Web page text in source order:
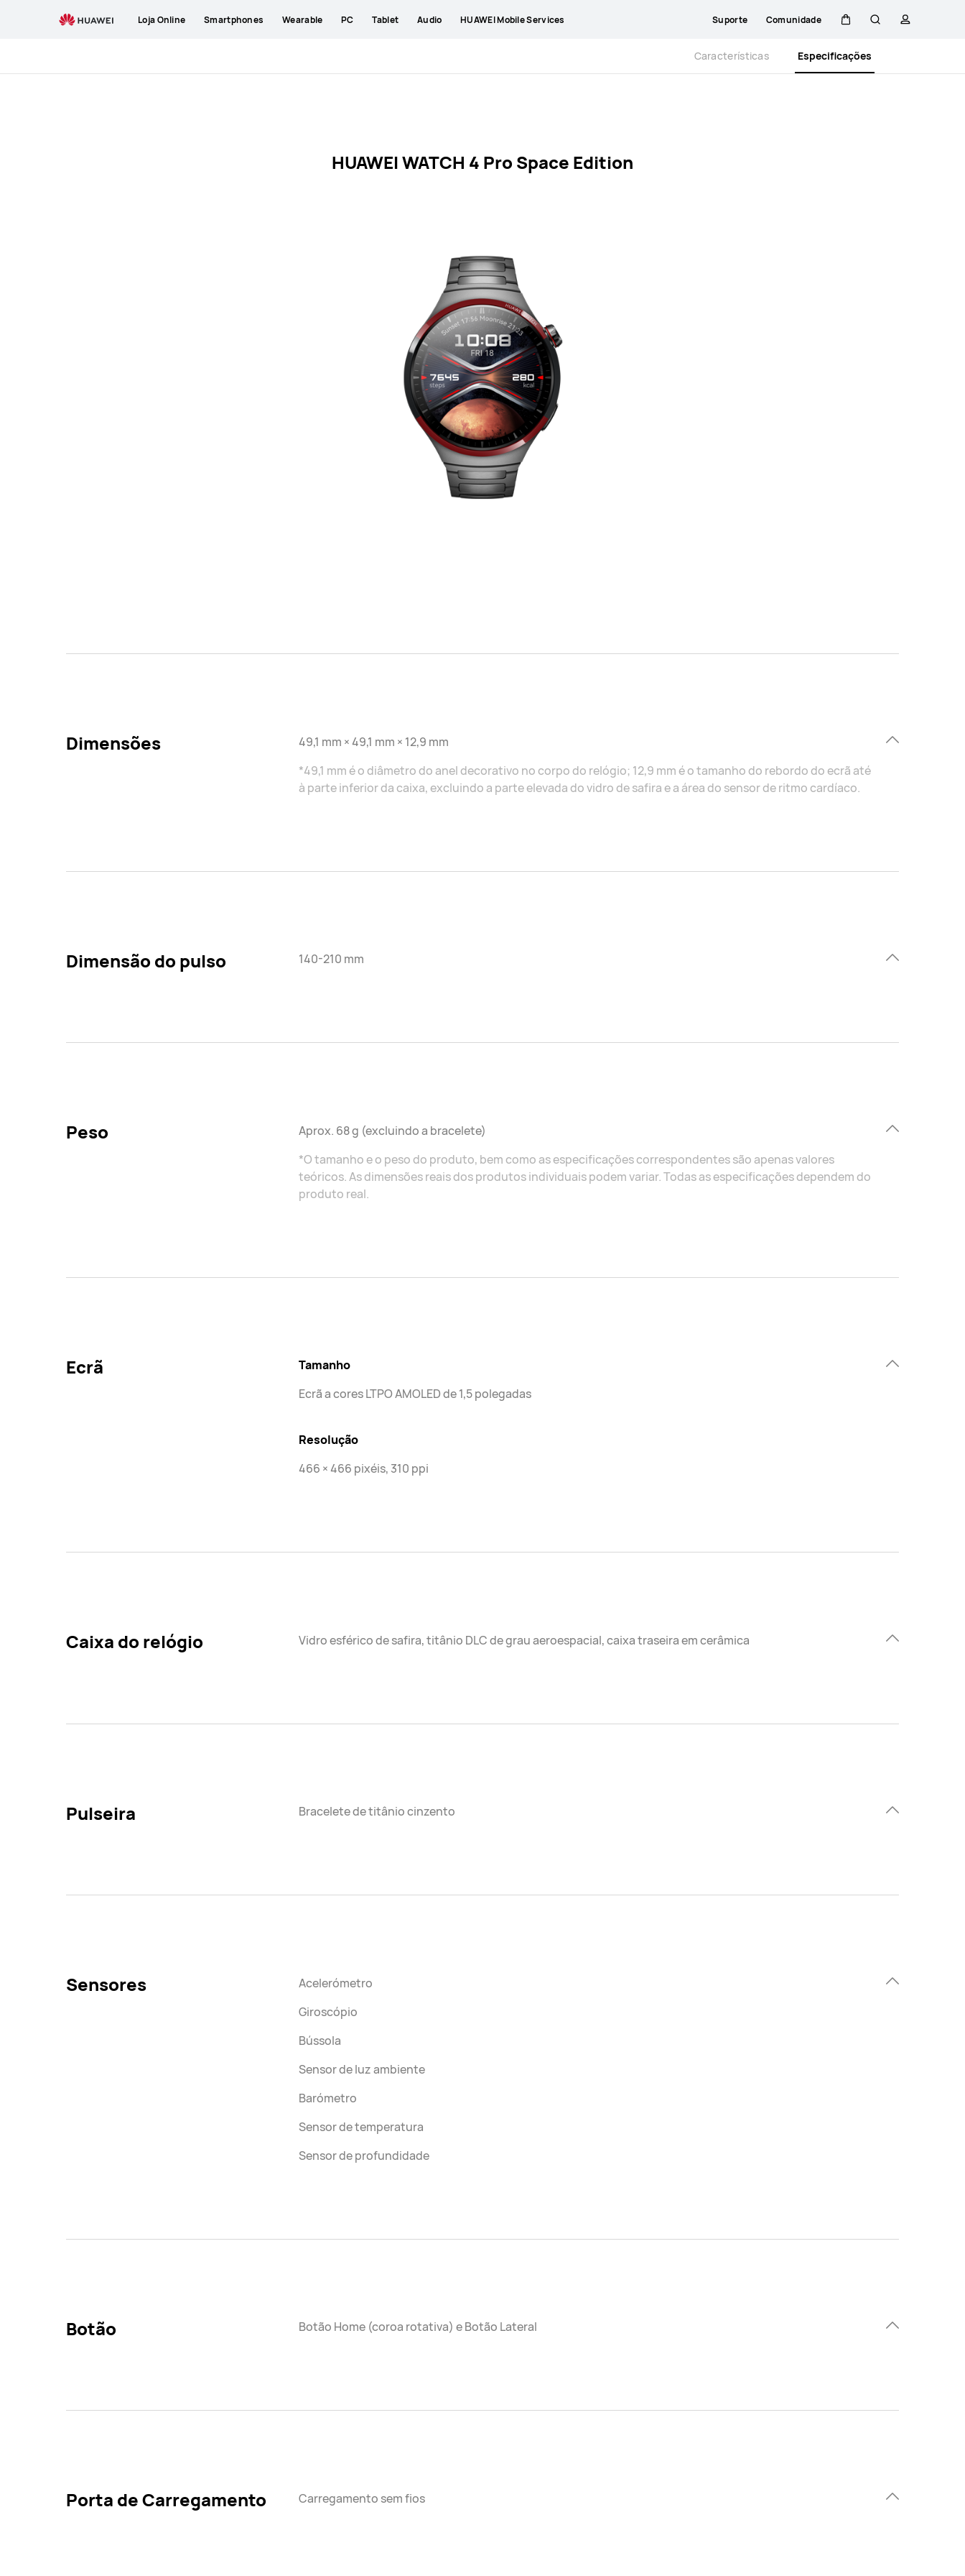
Space
Loja Online Smartphones Wearable PC Tablet Audio HUAWEI Mobile Services Suporte Comunidade
Características Especificações
HUAWEI WATCH 4 Pro Space Edition
Dimensões
49,1 mm × 49,1 mm × 12,9 mm
*49,1 mm é o diâmetro do anel decorativo no corpo do relógio; 12,9 mm é o tamanho do rebordo do ecrã até
à parte inferior da caixa, excluindo a parte elevada do vidro de safira e a área do sensor de ritmo cardíaco.
Dimensão do pulso 140-210 mm
Peso
Aprox. 68 g (excluindo a bracelete)
*O tamanho e o peso do produto, bem como as especificações correspondentes são apenas valores
teóricos. As dimensões reais dos produtos individuais podem variar. Todas as especificações dependem do
produto real.
Ecrã
Tamanho
Ecrã a cores LTPO AMOLED de 1,5 polegadas
Resolução
466 × 466 pixéis, 310 ppi
Caixa do relógio Vidro esférico de safira, titânio DLC de grau aeroespacial, caixa traseira em cerâmica
Pulseira Bracelete de titânio cinzento
Sensores
Acelerómetro
Giroscópio
Bússola
Sensor de luz ambiente
Barómetro
Sensor de temperatura
Sensor de profundidade
Botão Botão Home (coroa rotativa) e Botão Lateral
Porta de Carregamento Carregamento sem fios